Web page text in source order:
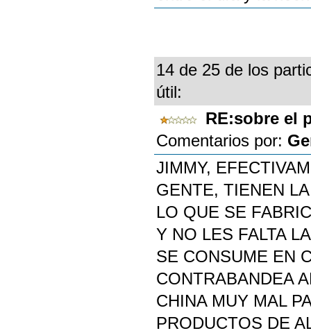
14 de 25 de los
útil:
RE:sobre el
Comentarios por:
JIMMY,
GENTE, TIENEN
LO QUE SE
Y NO LES FALTA
SE CONSUME EN
CONTRABANDEA
CHINA MUY MAL
PRODUCTOS DE